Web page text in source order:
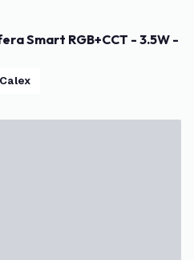
Calex